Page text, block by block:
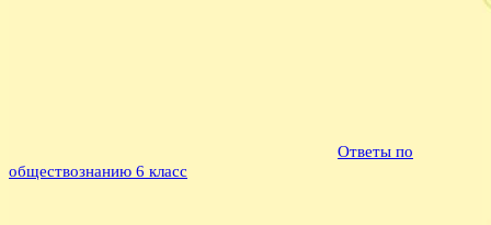
Ответы по
обществознанию 6 класс